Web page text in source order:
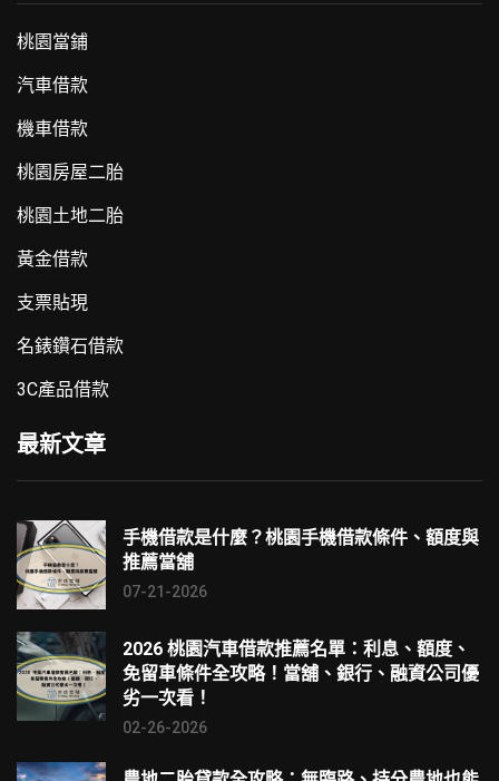
桃園當鋪
汽車借款
機車借款
桃園房屋二胎
桃園土地二胎
黃金借款
支票貼現
名錶鑽石借款
3C產品借款
最新文章
手機借款是什麼？桃園手機借款條件、額度與
推薦當舖
07-21-2026
2026 桃園汽車借款推薦名單：利息、額度、
免留車條件全攻略！當舖、銀行、融資公司優
劣一次看！
02-26-2026